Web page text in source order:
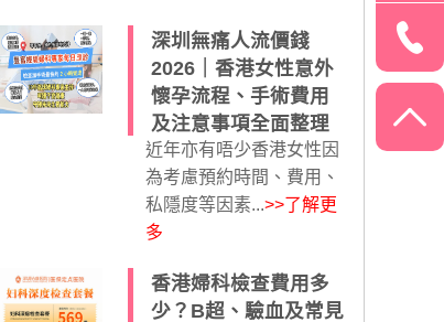
深圳無痛人流價錢
2026｜香港女性意外
懷孕流程、手術費用
及注意事項全面整理
近年亦有唔少香港女性因
為考慮預約時間、費用、
私隱度等因素...>>了解更
多
香港婦科檢查費用多
少？B超、驗血及常見